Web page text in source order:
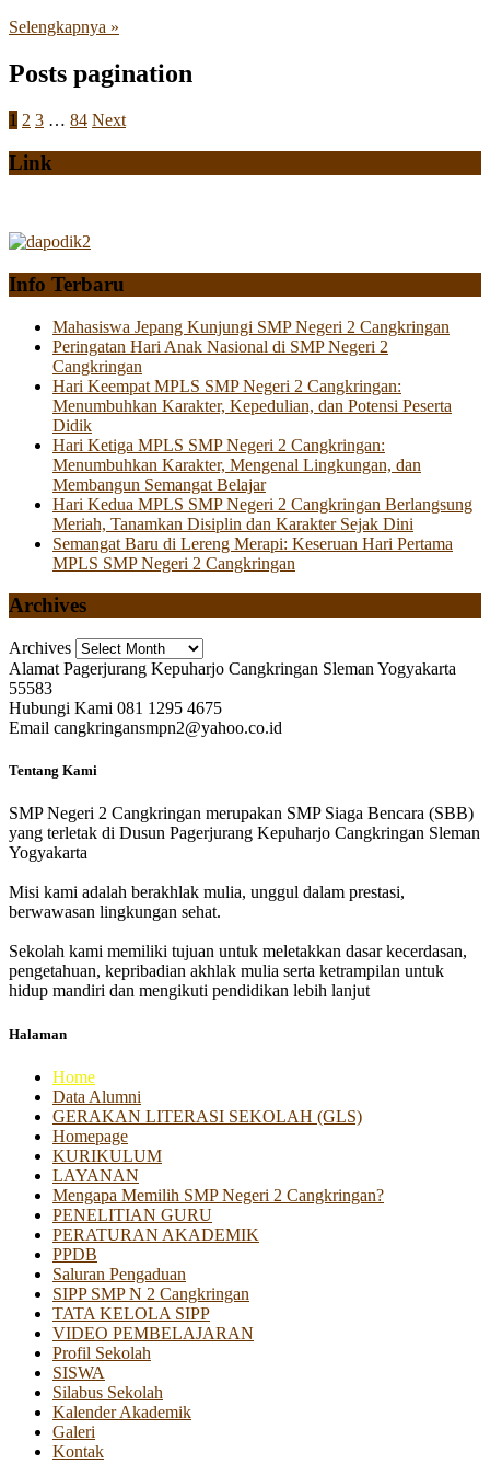
Selengkapnya »
Posts pagination
1 2 3 … 84 Next
Link
Info Terbaru
Mahasiswa Jepang Kunjungi SMP Negeri 2 Cangkringan
Peringatan Hari Anak Nasional di SMP Negeri 2
Cangkringan
Hari Keempat MPLS SMP Negeri 2 Cangkringan:
Menumbuhkan Karakter, Kepedulian, dan Potensi Peserta
Didik
Hari Ketiga MPLS SMP Negeri 2 Cangkringan:
Menumbuhkan Karakter, Mengenal Lingkungan, dan
Membangun Semangat Belajar
Hari Kedua MPLS SMP Negeri 2 Cangkringan Berlangsung
Meriah, Tanamkan Disiplin dan Karakter Sejak Dini
Semangat Baru di Lereng Merapi: Keseruan Hari Pertama
MPLS SMP Negeri 2 Cangkringan
Archives
Archives
Alamat Pagerjurang Kepuharjo Cangkringan Sleman Yogyakarta
55583
Hubungi Kami 081 1295 4675
Email cangkringansmpn2@yahoo.co.id
Tentang Kami
SMP Negeri 2 Cangkringan merupakan SMP Siaga Bencara (SBB)
yang terletak di Dusun Pagerjurang Kepuharjo Cangkringan Sleman
Yogyakarta
Misi kami adalah berakhlak mulia, unggul dalam prestasi,
berwawasan lingkungan sehat.
Sekolah kami memiliki tujuan untuk meletakkan dasar kecerdasan,
pengetahuan, kepribadian akhlak mulia serta ketrampilan untuk
hidup mandiri dan mengikuti pendidikan lebih lanjut
Halaman
Home
Data Alumni
GERAKAN LITERASI SEKOLAH (GLS)
Homepage
KURIKULUM
LAYANAN
Mengapa Memilih SMP Negeri 2 Cangkringan?
PENELITIAN GURU
PERATURAN AKADEMIK
PPDB
Saluran Pengaduan
SIPP SMP N 2 Cangkringan
TATA KELOLA SIPP
VIDEO PEMBELAJARAN
Profil Sekolah
SISWA
Silabus Sekolah
Kalender Akademik
Galeri
Kontak